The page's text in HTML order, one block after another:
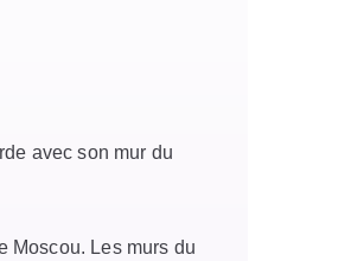
avec son mur du
Moscou. Les murs du